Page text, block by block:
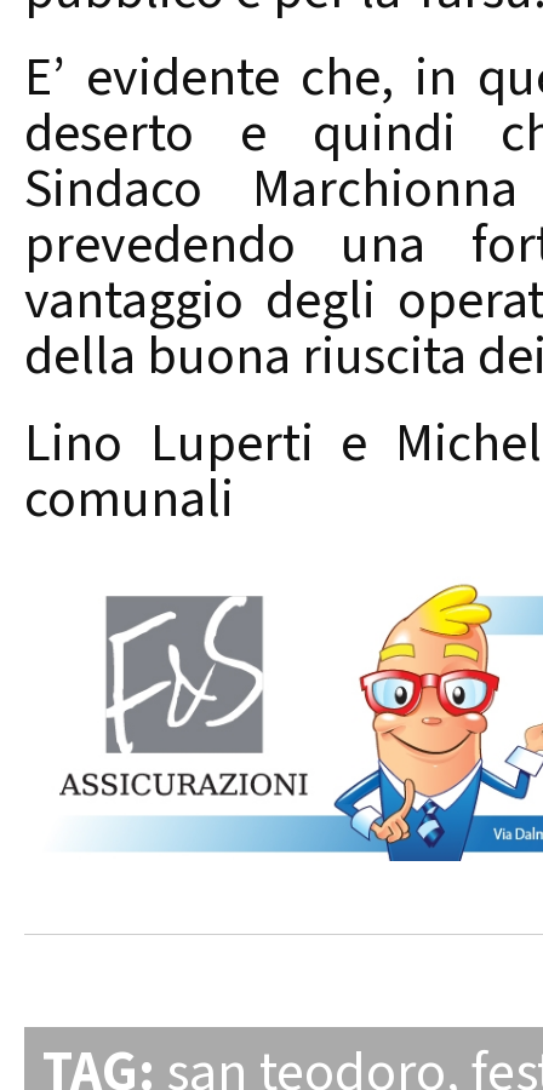
E’ evidente che, in
deserto e quindi
Sindaco
prevedendo una
vantaggio degli
della buona riuscita
Lino Luperti e
comunali
TAG: san teodoro,